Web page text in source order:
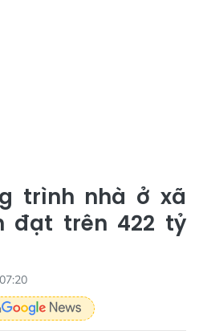
trình nhà ở xã
đạt trên 422 tỷ